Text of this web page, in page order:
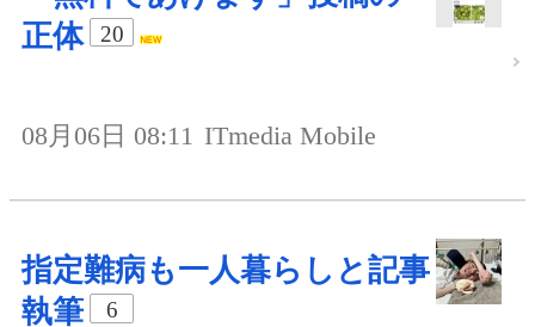
正体
20
08月06日 08:11 ITmedia Mobile
指定難病も一人暮らしと記事
執筆
6